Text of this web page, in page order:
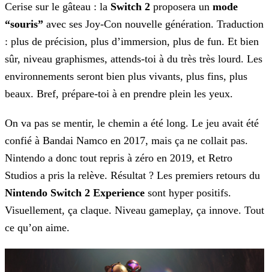
Cerise sur le gâteau : la Switch 2 proposera un mode
“souris” avec ses Joy-Con nouvelle génération. Traduction
: plus de précision, plus d’immersion, plus de fun. Et bien
sûr, niveau graphismes, attends-toi à du très très lourd. Les
environnements seront bien plus vivants, plus fins, plus
beaux. Bref, prépare-toi à en prendre plein les yeux.
On va pas se mentir, le chemin a été long. Le jeu avait été
confié à Bandai Namco en 2017, mais ça ne collait pas.
Nintendo a donc tout repris à zéro en 2019, et Retro
Studios a pris la relève. Résultat ? Les premiers retours du
Nintendo Switch 2 Experience sont hyper positifs.
Visuellement, ça claque. Niveau gameplay, ça innove. Tout
ce qu’on aime.